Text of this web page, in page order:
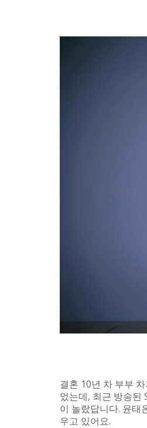
결혼 10년 차 부부
었는데, 최근 방송된
이 놀랐답니다. 윤태
우고 있어요.